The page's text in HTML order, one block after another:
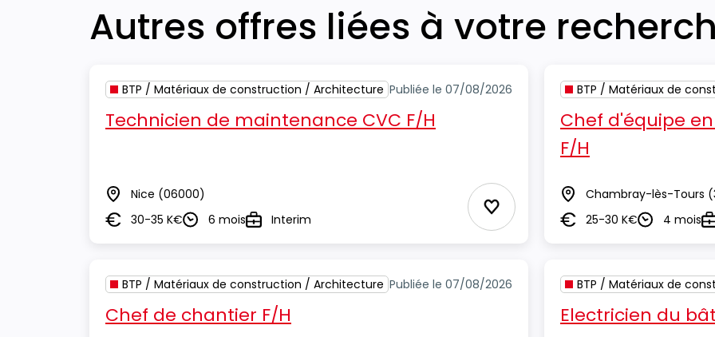
Autres offres liées à votre
BTP / Matériaux de construction / Architecture Publiée le 07/08/2026
Technicien de maintenance CVC F/H
Lieu Nice (06000)
Salaire30-35 K€Durée6 moisTypeInterim Ajouter aux Favoris
BTP / Matériaux de
Chef d'équipe
F/H
Lieu Chambray-lès-Tours
Salaire25-30 K€Durée4 mois
BTP / Matériaux de construction / Architecture Publiée le 07/08/2026
Chef de chantier F/H
BTP / Matériaux de
Electricien du